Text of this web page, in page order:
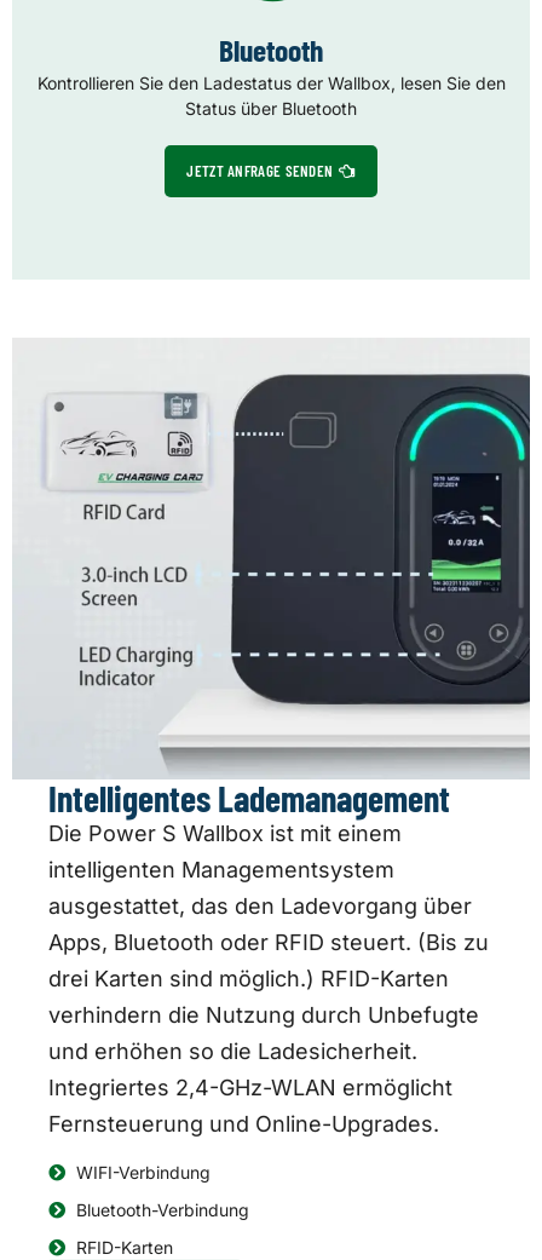
Bluetooth
Kontrollieren Sie den Ladestatus der Wallbox, lesen Sie den
Status über Bluetooth
JETZT ANFRAGE SENDEN
Intelligentes Lademanagement
Die Power S Wallbox ist mit einem
intelligenten Managementsystem
ausgestattet, das den Ladevorgang über
Apps, Bluetooth oder RFID steuert. (Bis zu
drei Karten sind möglich.) RFID-Karten
verhindern die Nutzung durch Unbefugte
und erhöhen so die Ladesicherheit.
Integriertes 2,4-GHz-WLAN ermöglicht
Fernsteuerung und Online-Upgrades.
WIFI-Verbindung
Bluetooth-Verbindung
RFID-Karten